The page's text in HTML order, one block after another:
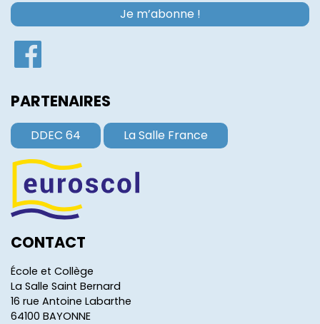
PARTENAIRES
DDEC 64 La Salle France
CONTACT
École et Collège
La Salle Saint Bernard
16 rue Antoine Labarthe
64100 BAYONNE